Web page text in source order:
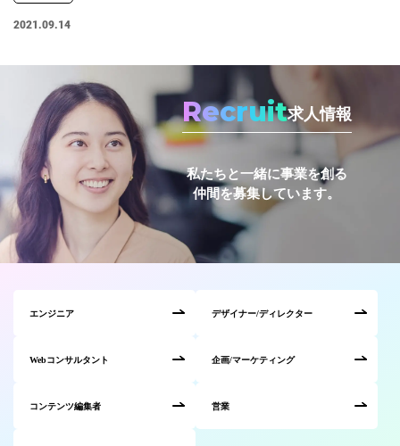
2021.09.14
Recruit求人情報
私たちと一緒に事業を創る
仲間を募集しています。
エンジニア デザイナー/ディレクター
Webコンサルタント 企画/マーケティング
コンテンツ編集者 営業